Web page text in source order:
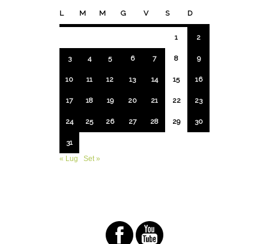
L M M G V S D
1 2
3 4 5 6 7 8 9
10 11 12 13 14 15 16
17 18 19 20 21 22 23
24 25 26 27 28 29 30
31
« Lug
Set »